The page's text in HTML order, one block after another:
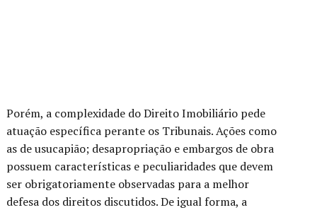
Porém, a complexidade do Direito Imobiliário pede
atuação específica perante os Tribunais. Ações como
as de usucapião; desapropriação e embargos de obra
possuem características e peculiaridades que devem
ser obrigatoriamente observadas para a melhor
defesa dos direitos discutidos. De igual forma, a